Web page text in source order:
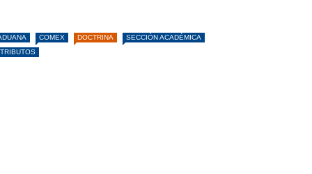
COMEX DOCTRINA
SECCIÓN ACADÉMICA
TRIBUTOS